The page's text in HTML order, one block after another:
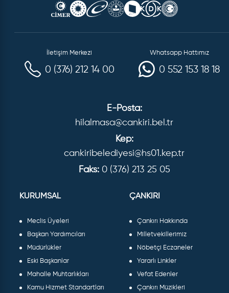
İletişim Merkezi
0 (376) 212 14 00
Whatsapp Hattımız
0 552 153 18 18
E-Posta:
hilalmasa@cankiri.bel.tr
Kep:
cankiribelediyesi@hs01.kep.tr
Faks: 0 (376) 213 25 05
KURUMSAL
Meclis Üyeleri
Başkan Yardımcıları
Müdürlükler
Eski Başkanlar
Mahalle Muhtarlıkları
Kamu Hizmet Standartları
ÇANKIRI
Çankırı Hakkında
Milletvekillerimiz
Nöbetçi Eczaneler
Yararlı Linkler
Vefat Edenler
Çankırı Müzikleri